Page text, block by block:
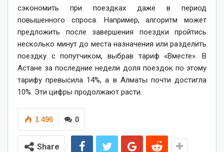
сэкономить при поездках даже в период
повышенного спроса. Например, алгоритм может
предложить после завершения поездки пройтись
несколько минут до места назначения или разделить
поездку с попутчиком, выбрав тариф «Вместе». В
Астане за последние недели доля поездок по этому
тарифу превысила 14%, а в Алматы почти достигла
10%. Эти цифры продолжают расти.
0
1 496
Share